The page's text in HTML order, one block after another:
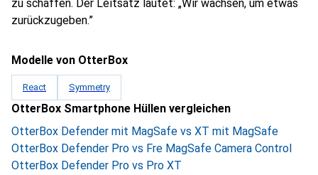
zu schaffen. Der Leitsatz lautet: „Wir wachsen, um etwas
zurückzugeben.”
Modelle von OtterBox
React Symmetry
OtterBox Smartphone Hüllen vergleichen
OtterBox Defender mit MagSafe vs XT mit MagSafe
OtterBox Defender Pro vs Fre MagSafe Camera Control
OtterBox Defender Pro vs Pro XT